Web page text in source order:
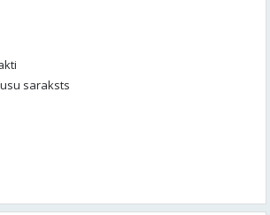
saraksts